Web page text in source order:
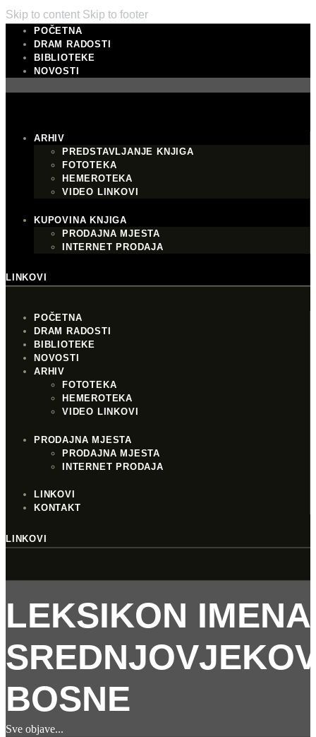
Skip to content Skip to footer
POČETNA
DRAM RADOSTI
BIBLIOTEKE
NOVOSTI
ARHIV
PREDSTAVLJANJE KNJIGA
FOTOTEKA
HEMEROTEKA
VIDEO LINKOVI
KUPOVINA KNJIGA
PRODAJNA MJESTA
INTERNET PRODAJA
LINKOVI
POČETNA
DRAM RADOSTI
BIBLIOTEKE
NOVOSTI
ARHIV
FOTOTEKA
HEMEROTEKA
VIDEO LINKOVI
PRODAJNA MJESTA
PRODAJNA MJESTA
INTERNET PRODAJA
LINKOVI
KONTAKT
LINKOVI
LEKSIKON IMENA
BOSNE
Sve objave...